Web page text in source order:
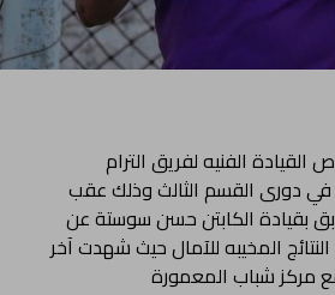
الفنيه لفريق الترام
دورى القسم الثالث وذلك عقب
بقيادة الكابتن حسن سوستة عن
المخيبه للآمال حيث شهدت آخر
مركز شباب المعمورة